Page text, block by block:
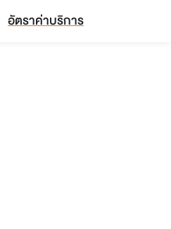
อัตราค่าบริการ